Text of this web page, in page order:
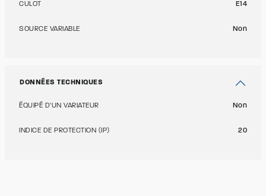
CULOT E14
SOURCE VARIABLE Non
DONNÉES TECHNIQUES
ÉQUIPÉ D'UN VARIATEUR Non
INDICE DE PROTECTION (IP) 20